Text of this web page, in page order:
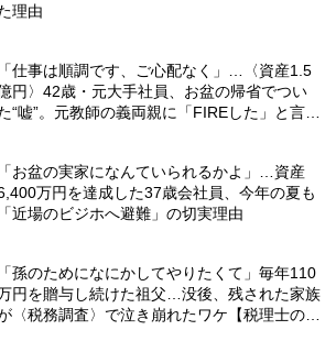
理由
「仕事は順調です、ご心配なく」…〈資産1.5
円〉42歳・元大手社員、お盆の帰省でつい
“嘘”。元教師の義両親に「FIREした」と言え
「お盆の実家になんていられるかよ」…資産
万円を達成した37歳会社員、今年の夏も
「近場のビジホへ避難」の切実理由
「孫のためになにかしてやりたくて」毎年110
円を贈与し続けた祖父…没後、残された家族
〈税務調査〉で泣き崩れたワケ【税理士の助